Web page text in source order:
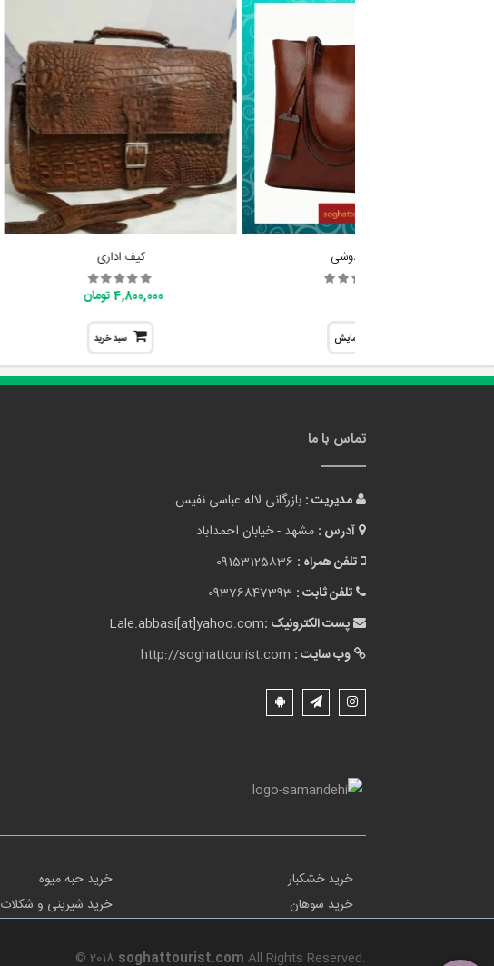
ساک دوشی
نمایش
کیف اداری
4,800,000 تومان
سبد خرید
تماس با ما
مدیریت : بازرگانی لاله عباسی نفیس
آدرس : مشهد - خیابان احمداباد
تلفن همراه : 09153125836
تلفن ثابت : 09376847393
پست الکترونیک :Lale.abbasi[at]yahoo.com
وب سایت : http://soghattourist.com
خرید خشکبار خرید حبه میوه
خرید سوهان
خرید شیرینی و شکلات
© 2018 soghattourist.com All Rights Reserved.